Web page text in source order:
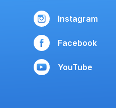
Instagram
Facebook
YouTube